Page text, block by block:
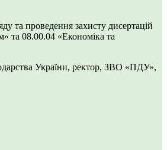
та проведення захисту дисертацій
та 08.00.04 «Економіка та
України, ректор, ЗВО «ПДУ»,